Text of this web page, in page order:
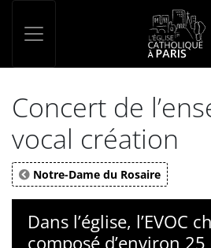
Concert de
vocal création
Notre-Dame du Rosaire
Dans l’église, l’EVOC
composé d’environ
Panneau de gestion des cookies